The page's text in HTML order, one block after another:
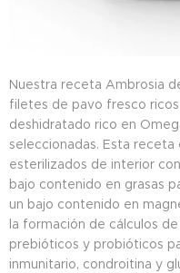
Nuestra receta Ambrosia
filetes de pavo fresco
deshidratado rico en
seleccionadas. Esta
esterilizados de interior
bajo contenido en grasas
un bajo contenido en
la formación de cálculos
prebióticos y probióticos
inmunitario, condroitina y